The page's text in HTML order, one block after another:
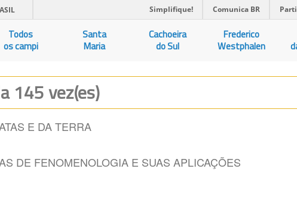
Simplifique! Comunica BR
Todos
os campi
Santa
Maria
Cachoeira
do Sul
Frederico
Westphalen
145 vez(es)
E DA TERRA
DE FENOMENOLOGIA E SUAS APLICAÇÕES